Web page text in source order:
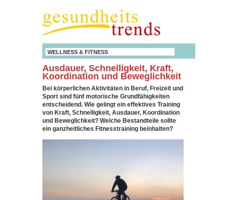
WELLNESS & FITNESS
Ausdauer, Schnelligkeit, Kraft,
Koordination und Beweglichkeit
Bei körperlichen Aktivitäten in Beruf, Freizeit und
Sport sind fünf motorische Grundfähigkeiten
entscheidend. Wie gelingt ein effektives Training
von Kraft, Schnelligkeit, Ausdauer, Koordination
und Beweglichkeit? Welche Bestandteile sollte
ein ganzheitliches Fitnesstraining beinhalten?